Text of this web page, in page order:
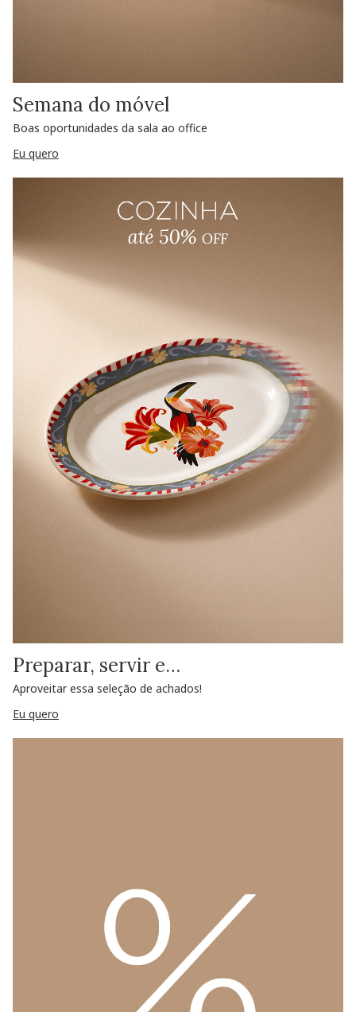
Semana do móvel
Boas oportunidades da sala ao office
Eu quero
Preparar, servir e…
Aproveitar essa seleção de achados!
Eu quero